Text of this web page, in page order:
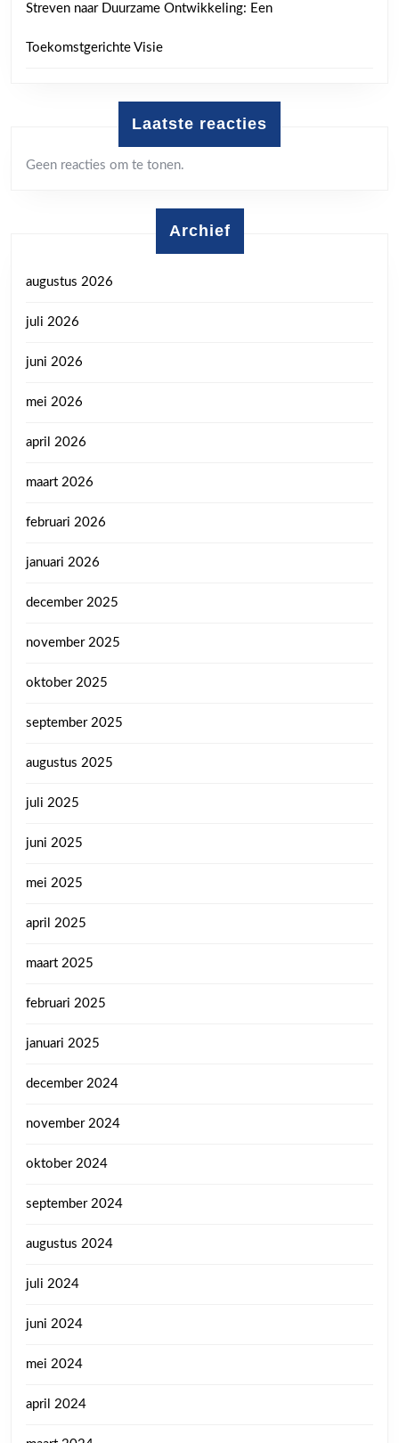
Streven naar Duurzame Ontwikkeling: Een
Toekomstgerichte Visie
Laatste reacties
Geen reacties om te tonen.
Archief
augustus 2026
juli 2026
juni 2026
mei 2026
april 2026
maart 2026
februari 2026
januari 2026
december 2025
november 2025
oktober 2025
september 2025
augustus 2025
juli 2025
juni 2025
mei 2025
april 2025
maart 2025
februari 2025
januari 2025
december 2024
november 2024
oktober 2024
september 2024
augustus 2024
juli 2024
juni 2024
mei 2024
april 2024